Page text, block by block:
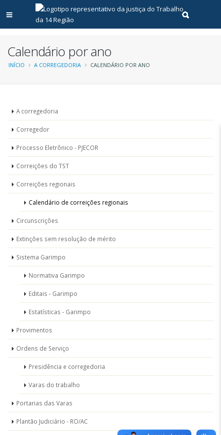
Abrir menu principal
Realizar
Calendário por ano
Trilha
navegação
INÍCIO A CORREGEDORIA CALENDÁRIO POR ANO
Unidades
Corregedoria
A corregedoria
Corregedor
Processo Eletrônico - PJECOR
Correições do TST
Correições regionais
Calendário de correições regionais
Circunscrições
Extinções sem resolução de mérito
Sistema Garimpo
Normativa Garimpo
Editais - Garimpo
Estatísticas - Garimpo
Provimentos
Ordens de Serviço
Presidência e corregedoria
Varas do trabalho
Portarias das Varas
Plantão Judiciário - RO/AC